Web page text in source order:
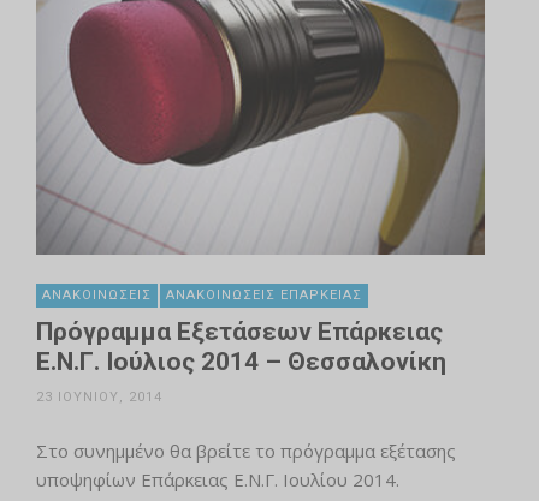
ΑΝΑΚΟΙΝΏΣΕΙΣ ΑΝΑΚΟΙΝΏΣΕΙΣ ΕΠΆΡΚΕΙΑΣ
Πρόγραμμα Εξετάσεων Επάρκειας
Ε.Ν.Γ. Ιούλιος 2014 – Θεσσαλονίκη
23 ΙΟΥΝΊΟΥ, 2014
Στο συνημμένο θα βρείτε το πρόγραμμα εξέτασης
υποψηφίων Επάρκειας Ε.Ν.Γ. Ιουλίου 2014.